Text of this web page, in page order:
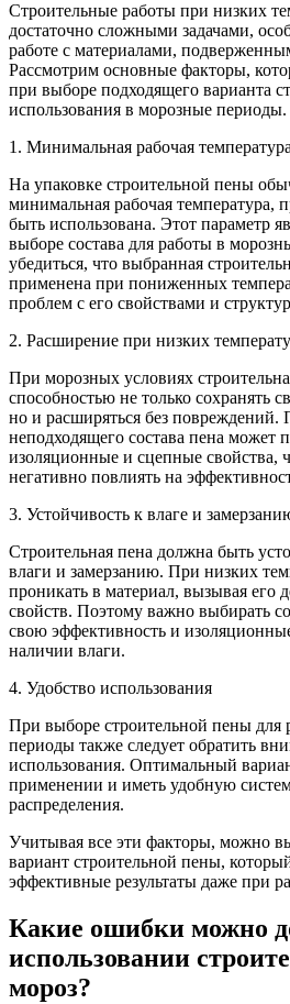
Строительные работы при низких
достаточно сложными задачами,
работе с материалами,
Рассмотрим основные факторы,
при выборе подходящего варианта
использования в морозные периоды.
1. Минимальная рабочая температура
На упаковке строительной пены
минимальная рабочая температура,
быть использована. Этот параметр
выборе состава для работы в
убедиться, что выбранная
применена при пониженных
проблем с его свойствами и
2. Расширение при низких
При морозных условиях
способностью не только сохранять
но и расширяться без повреждений.
неподходящего состава пена может
изоляционные и сцепные свойства,
негативно повлиять на
3. Устойчивость к влаге и
Строительная пена должна быть
влаги и замерзанию. При низких
проникать в материал, вызывая его
свойств. Поэтому важно выбирать
свою эффективность и
наличии влаги.
4. Удобство использования
При выборе строительной пены для
периоды также следует обратить
использования. Оптимальный
применении и иметь удобную
распределения.
Учитывая все эти факторы, можно
вариант строительной пены,
эффективные результаты даже при
Какие ошибки можно
использовании
мороз?